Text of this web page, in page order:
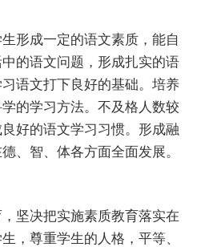
形成一定的语文素质，能自
的语文问题，形成扎实的语
语文打下良好的基础。培养
的学习方法。不及格人数较
好的语文学习习惯。形成融
、智、体各方面全面发展。
坚决把实施素质教育落实在
，尊重学生的人格，平等、